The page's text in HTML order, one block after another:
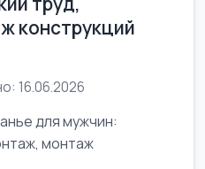
конструкций
16.06.2026
для мужчин:
монтаж